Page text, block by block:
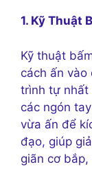
1. Kỹ Thuật
Kỹ thuật
cách ấn
trình tự nhất
các ngón
vừa ấn để
đạo, giúp
giãn cơ